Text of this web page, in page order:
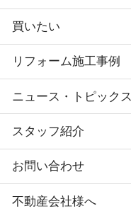
買いたい
リフォーム施工事例
ニュース・トピックス
スタッフ紹介
お問い合わせ
不動産会社様へ